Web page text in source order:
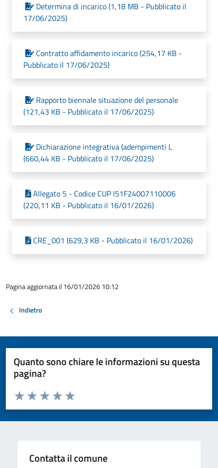
Determina di incarico (1,18 MB - Pubblicato il
17/06/2025)
Contratto affidamento incarico (254,17 KB -
Pubblicato il 17/06/2025)
Rapporto biennale situazione del personale
(121,43 KB - Pubblicato il 17/06/2025)
Dichiarazione integrativa (adempimenti L
(660,44 KB - Pubblicato il 17/06/2025)
Allegato 5 - Codice CUP I51F24007110006
(220,11 KB - Pubblicato il 16/01/2026)
CRE_001 (629,3 KB - Pubblicato il 16/01/2026)
Pagina aggiornata il 16/01/2026 10:12
Indietro
Quanto sono chiare le informazioni su questa
pagina?
Valuta da 1 a 5 stelle la pagina
Valuta 5 stelle su 5
Valuta 4 stelle su 5
Valuta 3 stelle su 5
Valuta 2 stelle su 5
Valuta 1 stelle su 5
Contatta il comune